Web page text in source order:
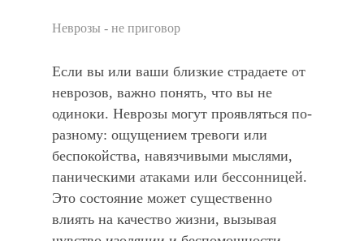
Неврозы - не приговор
Если вы или ваши близкие страдаете от
неврозов, важно понять, что вы не
одиноки. Неврозы могут проявляться по-
разному: ощущением тревоги или
беспокойства, навязчивыми мыслями,
паническими атаками или бессонницей.
Это состояние может существенно
влиять на качество жизни, вызывая